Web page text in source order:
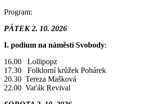
Program:
PÁTEK 2. 10. 2026
I. podium na náměstí Svobody:
16.00 Lollipopz
17.30 Folklorní krůžek Pohárek
20.30 Tereza Mašková
22.00 Vaťák Revival